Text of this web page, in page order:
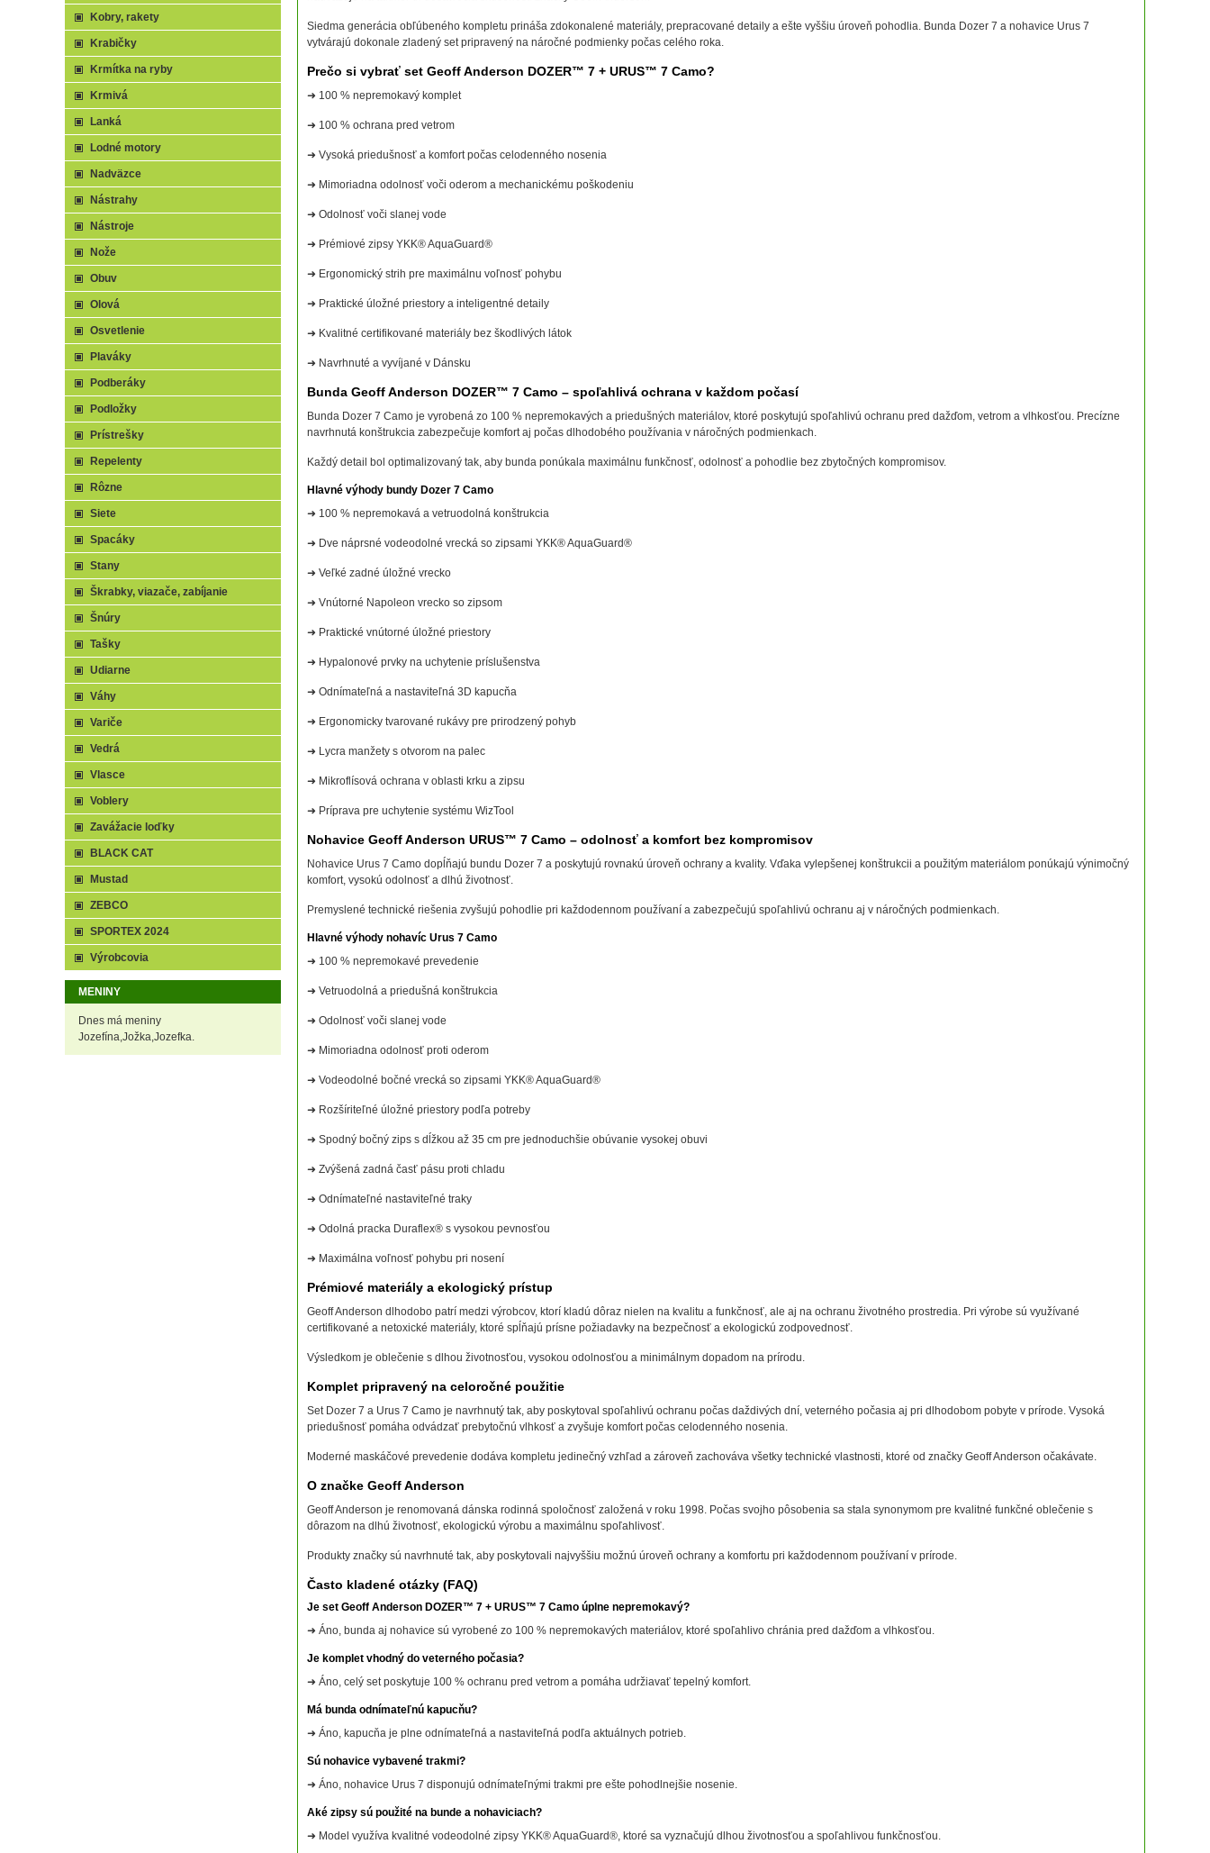
Siedma generácia obľúbeného kompletu prináša zdokonalené materiály, prepracované detaily a ešte vyššiu úroveň pohodlia. Bunda Dozer 7 a nohavice Urus 7
vytvárajú dokonale zladený set pripravený na náročné podmienky počas celého roka.
Prečo si vybrať set Geoff Anderson DOZER™ 7 + URUS™ 7 Camo?
➜ 100 % nepremokavý komplet
➜ 100 % ochrana pred vetrom
➜ Vysoká priedušnosť a komfort počas celodenného nosenia
➜ Mimoriadna odolnosť voči oderom a mechanickému poškodeniu
➜ Odolnosť voči slanej vode
➜ Prémiové zipsy YKK® AquaGuard®
➜ Ergonomický strih pre maximálnu voľnosť pohybu
➜ Praktické úložné priestory a inteligentné detaily
➜ Kvalitné certifikované materiály bez škodlivých látok
➜ Navrhnuté a vyvíjané v Dánsku
Bunda Geoff Anderson DOZER™ 7 Camo – spoľahlivá ochrana v každom počasí
Bunda Dozer 7 Camo je vyrobená zo 100 % nepremokavých a priedušných materiálov, ktoré poskytujú spoľahlivú ochranu pred dažďom, vetrom a vlhkosťou. Precízne
navrhnutá konštrukcia zabezpečuje komfort aj počas dlhodobého používania v náročných podmienkach.
Každý detail bol optimalizovaný tak, aby bunda ponúkala maximálnu funkčnosť, odolnosť a pohodlie bez zbytočných kompromisov.
Hlavné výhody bundy Dozer 7 Camo
➜ 100 % nepremokavá a vetruodolná konštrukcia
➜ Dve náprsné vodeodolné vrecká so zipsami YKK® AquaGuard®
➜ Veľké zadné úložné vrecko
➜ Vnútorné Napoleon vrecko so zipsom
➜ Praktické vnútorné úložné priestory
➜ Hypalonové prvky na uchytenie príslušenstva
➜ Odnímateľná a nastaviteľná 3D kapucňa
➜ Ergonomicky tvarované rukávy pre prirodzený pohyb
➜ Lycra manžety s otvorom na palec
➜ Mikroflísová ochrana v oblasti krku a zipsu
➜ Príprava pre uchytenie systému WizTool
Nohavice Geoff Anderson URUS™ 7 Camo – odolnosť a komfort bez kompromisov
Nohavice Urus 7 Camo dopĺňajú bundu Dozer 7 a poskytujú rovnakú úroveň ochrany a kvality. Vďaka vylepšenej konštrukcii a použitým materiálom ponúkajú výnimočný
komfort, vysokú odolnosť a dlhú životnosť.
Premyslené technické riešenia zvyšujú pohodlie pri každodennom používaní a zabezpečujú spoľahlivú ochranu aj v náročných podmienkach.
Hlavné výhody nohavíc Urus 7 Camo
➜ 100 % nepremokavé prevedenie
➜ Vetruodolná a priedušná konštrukcia
➜ Odolnosť voči slanej vode
➜ Mimoriadna odolnosť proti oderom
➜ Vodeodolné bočné vrecká so zipsami YKK® AquaGuard®
➜ Rozšíriteľné úložné priestory podľa potreby
➜ Spodný bočný zips s dĺžkou až 35 cm pre jednoduchšie obúvanie vysokej obuvi
➜ Zvýšená zadná časť pásu proti chladu
➜ Odnímateľné nastaviteľné traky
➜ Odolná pracka Duraflex® s vysokou pevnosťou
➜ Maximálna voľnosť pohybu pri nosení
Prémiové materiály a ekologický prístup
Geoff Anderson dlhodobo patrí medzi výrobcov, ktorí kladú dôraz nielen na kvalitu a funkčnosť, ale aj na ochranu životného prostredia. Pri výrobe sú využívané
certifikované a netoxické materiály, ktoré spĺňajú prísne požiadavky na bezpečnosť a ekologickú zodpovednosť.
Výsledkom je oblečenie s dlhou životnosťou, vysokou odolnosťou a minimálnym dopadom na prírodu.
Komplet pripravený na celoročné použitie
Set Dozer 7 a Urus 7 Camo je navrhnutý tak, aby poskytoval spoľahlivú ochranu počas daždivých dní, veterného počasia aj pri dlhodobom pobyte v prírode. Vysoká
priedušnosť pomáha odvádzať prebytočnú vlhkosť a zvyšuje komfort počas celodenného nosenia.
Moderné maskáčové prevedenie dodáva kompletu jedinečný vzhľad a zároveň zachováva všetky technické vlastnosti, ktoré od značky Geoff Anderson očakávate.
O značke Geoff Anderson
Geoff Anderson je renomovaná dánska rodinná spoločnosť založená v roku 1998. Počas svojho pôsobenia sa stala synonymom pre kvalitné funkčné oblečenie s
dôrazom na dlhú životnosť, ekologickú výrobu a maximálnu spoľahlivosť.
Produkty značky sú navrhnuté tak, aby poskytovali najvyššiu možnú úroveň ochrany a komfortu pri každodennom používaní v prírode.
Často kladené otázky (FAQ)
Je set Geoff Anderson DOZER™ 7 + URUS™ 7 Camo úplne nepremokavý?
➜ Áno, bunda aj nohavice sú vyrobené zo 100 % nepremokavých materiálov, ktoré spoľahlivo chránia pred dažďom a vlhkosťou.
Je komplet vhodný do veterného počasia?
➜ Áno, celý set poskytuje 100 % ochranu pred vetrom a pomáha udržiavať tepelný komfort.
Má bunda odnímateľnú kapucňu?
➜ Áno, kapucňa je plne odnímateľná a nastaviteľná podľa aktuálnych potrieb.
Sú nohavice vybavené trakmi?
➜ Áno, nohavice Urus 7 disponujú odnímateľnými trakmi pre ešte pohodlnejšie nosenie.
Aké zipsy sú použité na bunde a nohaviciach?
➜ Model využíva kvalitné vodeodolné zipsy YKK® AquaGuard®, ktoré sa vyznačujú dlhou životnosťou a spoľahlivou funkčnosťou.
Kobry, rakety
Krabičky
Krmítka na ryby
Krmivá
Lanká
Lodné motory
Nadväzce
Nástrahy
Nástroje
Nože
Obuv
Olová
Osvetlenie
Plaváky
Podberáky
Podložky
Prístrešky
Repelenty
Rôzne
Siete
Spacáky
Stany
Škrabky, viazače, zabíjanie
Šnúry
Tašky
Udiarne
Váhy
Variče
Vedrá
Vlasce
Voblery
Zavážacie loďky
BLACK CAT
Mustad
ZEBCO
SPORTEX 2024
Výrobcovia
MENINY
Dnes má meniny
Jozefína,Jožka,Jozefka.